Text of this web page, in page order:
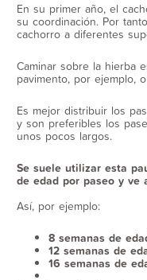
En su primer año, el
su coordinación. Por
cachorro a diferentes
Caminar sobre la hierba
pavimento, por ejemplo,
Es mejor distribuir los
y son preferibles los
unos pocos largos.
Se suele utilizar esta
de edad por paseo y ve
Así, por ejemplo:
8 semanas de
12 semanas de
16 semanas de